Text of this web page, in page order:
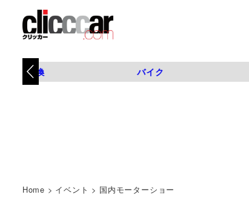
タイヤ交換 バイク
Home > イベント > 国内モーターショー